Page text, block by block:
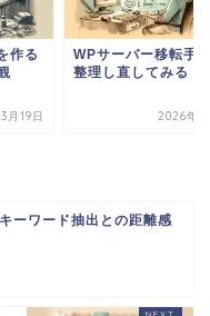
順を
3月3日
WPとお名前.comド
ン紐付けから考えた
2026年6
ーワード抽出との距離感